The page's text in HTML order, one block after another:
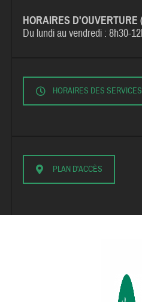
HORAIRES D'OUVERTURE
Du lundi au vendredi :8h30-
HORAIRES DES SERVICES
PLAN D'ACCÈS